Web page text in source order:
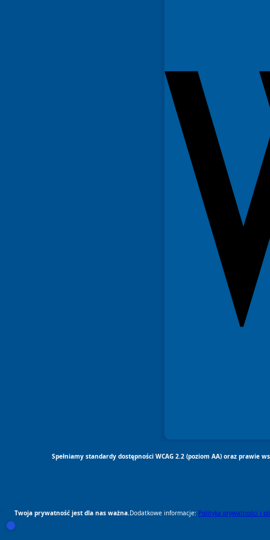
Otwórz ustawienia zgód cookie i zgód RODO